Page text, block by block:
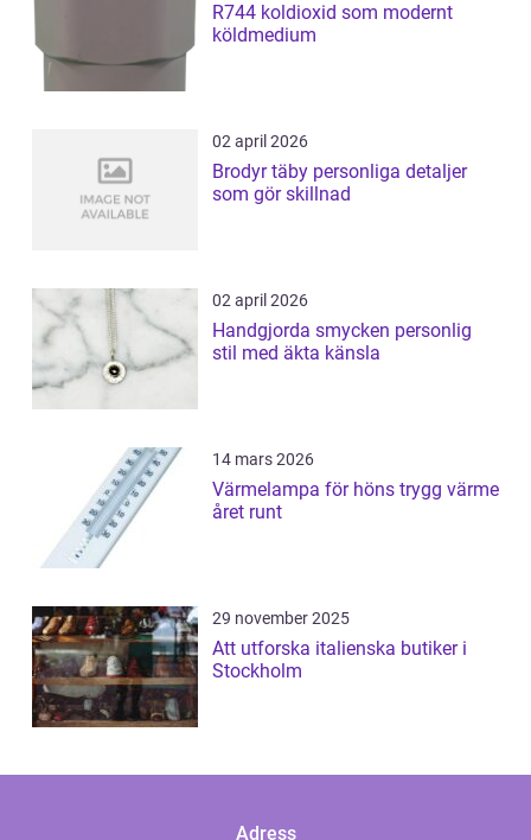
R744 koldioxid som modernt
köldmedium
02 april 2026
Brodyr täby personliga detaljer
som gör skillnad
02 april 2026
Handgjorda smycken personlig
stil med äkta känsla
14 mars 2026
Värmelampa för höns trygg värme
året runt
29 november 2025
Att utforska italienska butiker i
Stockholm
Adress